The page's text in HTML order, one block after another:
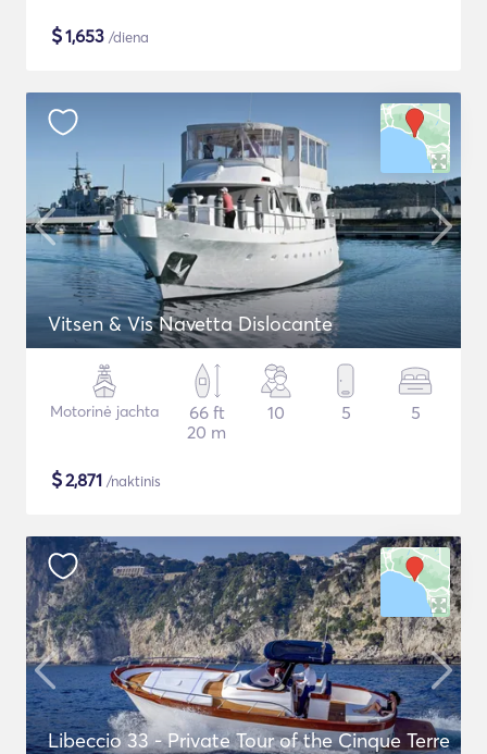
$1,653 /diena
Vitsen & Vis Navetta Dislocante
Motorinė jachta
66 ft
20 m
10 5 5
$2,871 /naktinis
Libeccio 33 - Private Tour of the Cinque Terre